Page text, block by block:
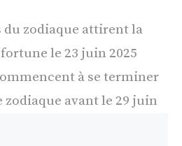
du zodiaque attirent la
le 23 juin 2025
à se terminer
zodiaque avant le 29 juin